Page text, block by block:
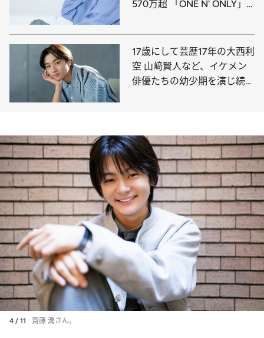
570万超 「ONE N' ONLY」
17歳にして芸歴17年の大西利
空 山﨑賢人など、イケメン
俳優たちの幼少期を演じ続け
4 / 11 齋藤 潤さん。